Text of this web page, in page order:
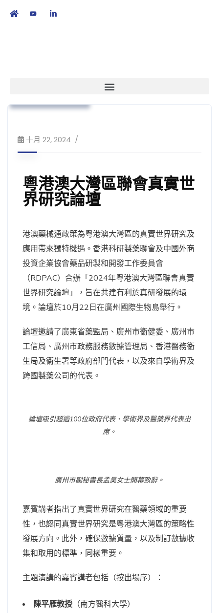
十月 22, 2024
粵港澳大灣區聯會真實世
界研究論壇
港澳藥械通政策為粵港澳大灣區的真實世界研究及
應用帶來獨特機遇。香港科研製藥聯會及中國外商
投資企業協會藥品研製和開發工作委員會
（RDPAC）合辦「2024年粵港澳大灣區聯會真實
世界研究論壇」，旨在共建有利於真研發展的環
境。論壇於10月22日在廣州國際生物島舉行。
論壇邀請了廣東省藥監局、廣州市衞健委、廣州市
工信局、廣州市政務服務數據管理局、香港醫務衞
生局及衞生署等政府部門代表，以及來自學術界及
跨國製藥公司的代表。
論壇吸引超過100位政府代表、學術界及醫藥界代表出
席。
廣州市副秘書長孟昊女士開幕致辭。
嘉賓講者指出了真實世界研究在醫藥領域的重要
性，也認同真實世界研究是粵港澳大灣區的策略性
發展方向。此外，確保數據質量，以及制訂數據收
集和取用的標準，同樣重要。
主題演講的嘉賓講者包括（按出場序）：
陳平雁教授（南方醫科大學）